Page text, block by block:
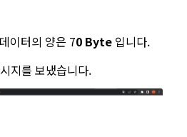
이터의 양은 70 Byte 입니다.
지를 보냈습니다.